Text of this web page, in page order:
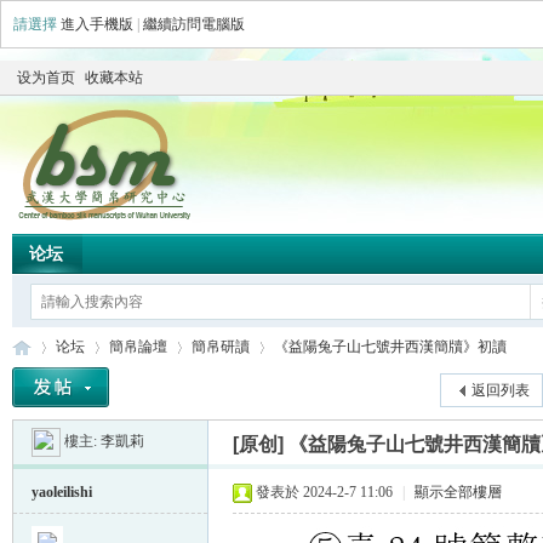
請選擇 進入手機版 繼續訪問電腦版
设为首页 收藏本站
论坛
»
论坛
›
簡帛論壇 簡帛研讀
›
《益陽兔子山七號井西漢簡牘》初讀
返回列表
樓主: 李凱莉 [原创] 《益陽兔子山七號井西漢簡
yaoleilishi 發表於 2024-2-7 11:06 顯示全部樓層